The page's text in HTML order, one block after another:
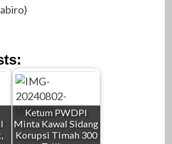
Ketum PWDPI
Minta Kawal Sidang
Korupsi Timah 300